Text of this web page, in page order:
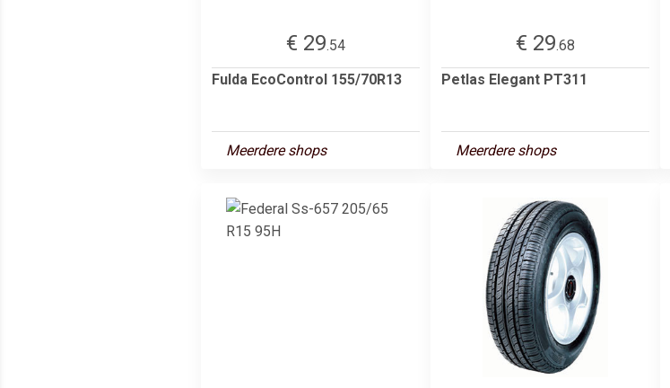
€ 29.54
Fulda EcoControl 155/70R13
Meerdere shops
€ 29.68
Petlas Elegant PT311
Meerdere shops